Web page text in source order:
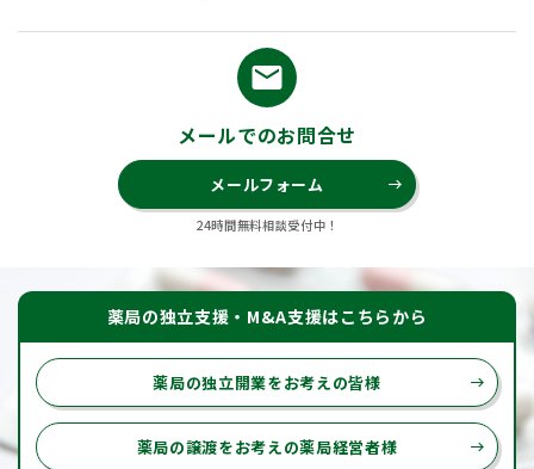
email
メールでのお問合せ
メールフォーム east
24時間無料相談受付中！
薬局の独立支援・M&A支援はこちらから
薬局の独立開業をお考えの皆様 east
薬局の譲渡をお考えの薬局経営者様 east